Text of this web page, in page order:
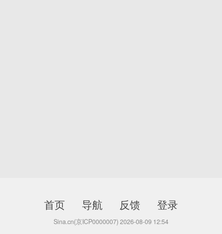
首页 导航 反馈 登录
Sina.cn(京ICP0000007) 2026-08-09 12:54